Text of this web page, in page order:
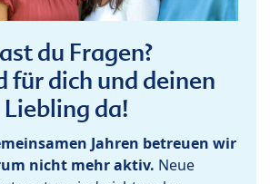
du Fragen?
für dich und deinen
Liebling da!
Jahren betreuen wir
nicht mehr aktiv. Neue